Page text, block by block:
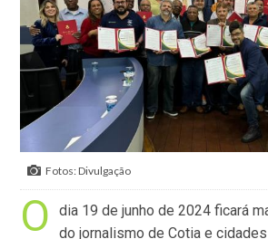
Fotos: Divulgação
O
dia 19 de junho de 2024 ficará
do jornalismo de Cotia e